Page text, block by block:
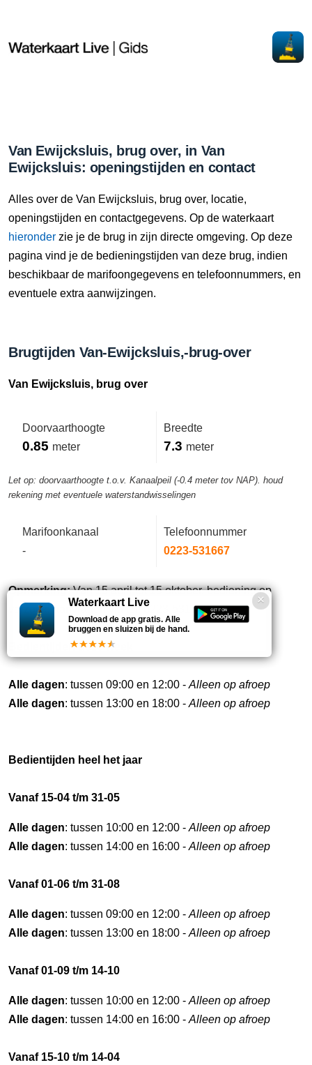
Van Ewijcksluis, brug over, in Van
Ewijcksluis: openingstijden en contact
Alles over de Van Ewijcksluis, brug over, locatie,
openingstijden en contactgegevens. Op de waterkaart
hieronder zie je de brug in zijn directe omgeving. Op deze
pagina vind je de bedieningstijden van deze brug, indien
beschikbaar de marifoongegevens en telefoonnummers, en
eventuele extra aanwijzingen.
Brugtijden Van-Ewijcksluis,-brug-over
Van Ewijcksluis, brug over
Doorvaarthoogte
0.85 meter
Breedte
7.3 meter
Let op: doorvaarthoogte t.o.v. Kanaalpeil (-0.4 meter tov NAP). houd
rekening met eventuele waterstandwisselingen
Marifoonkanaal
-
Telefoonnummer
0223-531667
Opmerking:Van 15 april tot 15 oktober, bediening op
verzoek, aanvragen via tel. 0223-531755.
Bedientijden deze week
Alle dagen: tussen 09:00 en 12:00 - Alleen op afroep
Alle dagen: tussen 13:00 en 18:00 - Alleen op afroep
Bedientijden heel het jaar
Vanaf 15-04 t/m 31-05
Alle dagen: tussen 10:00 en 12:00 - Alleen op afroep
Alle dagen: tussen 14:00 en 16:00 - Alleen op afroep
Vanaf 01-06 t/m 31-08
Alle dagen: tussen 09:00 en 12:00 - Alleen op afroep
Alle dagen: tussen 13:00 en 18:00 - Alleen op afroep
Vanaf 01-09 t/m 14-10
Alle dagen: tussen 10:00 en 12:00 - Alleen op afroep
Alle dagen: tussen 14:00 en 16:00 - Alleen op afroep
Vanaf 15-10 t/m 14-04
Waterkaart Live
Download de app gratis. Alle
bruggen en sluizen bij de hand.